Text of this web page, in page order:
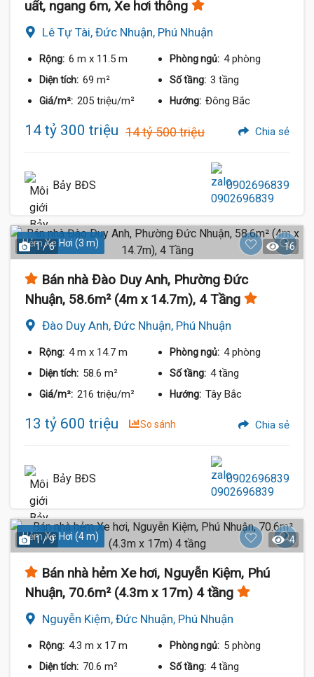
uất, ngang 6m, Xe hơi thông
Lê Tự Tài, Đức Nhuận, Phú Nhuận
Rộng: 6 m x 11.5 m Phòng ngủ: 4 phòng
Diện tích: 69 m² Số tầng: 3 tầng
Giá/m²: 205 triệu/m² Hướng: Đông Bắc
14 tỷ 300 triệu 14 tỷ 500 triệu Chia sẻ
Bảy BĐS 0902696839
Hẻm Xe Hơi (3 m)
1 / 6 16
Bán nhà Đào Duy Anh, Phường Đức
Nhuận, 58.6m² (4m x 14.7m), 4 Tầng
Đào Duy Anh, Đức Nhuận, Phú Nhuận
Rộng: 4 m x 14.7 m Phòng ngủ: 4 phòng
Diện tích: 58.6 m² Số tầng: 4 tầng
Giá/m²: 216 triệu/m² Hướng: Tây Bắc
13 tỷ 600 triệu So sánh Chia sẻ
Bảy BĐS 0902696839
Hẻm Xe Hơi (4 m)
1 / 9 4
Bán nhà hẻm Xe hơi, Nguyễn Kiệm, Phú
Nhuận, 70.6m² (4.3m x 17m) 4 tầng
Nguyễn Kiệm, Đức Nhuận, Phú Nhuận
Rộng: 4.3 m x 17 m Phòng ngủ: 5 phòng
Diện tích: 70.6 m² Số tầng: 4 tầng